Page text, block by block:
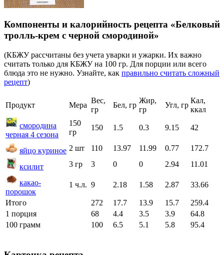
Компоненты и калорийность рецепта «Белковый
тролль-крем с черной смородиной»
(КБЖУ рассчитаны без учета уварки и ужарки. Их важно
считать только для КБЖУ на 100 гр. Для порции или всего
блюда это не нужно. Узнайте, как правильно считать сложный
рецепт)
Продукт Мера
Вес,
гр
Бел, гр
Жир,
гр
Угл, гр
Кал,
ккал
смородина
черная 4 сезона
150
гр
150 1.5 0.3 9.15 42
яйцо куриное 2 шт 110 13.97 11.99 0.77 172.7
ксилит 3 гр 3 0 0 2.94 11.01
какао-
порошок
1 ч.л. 9 2.18 1.58 2.87 33.66
Итого 272 17.7 13.9 15.7
259.4
1 порция
68 4.4 3.5 3.9
64.8
100 грамм
100 6.5 5.1 5.8 95.4